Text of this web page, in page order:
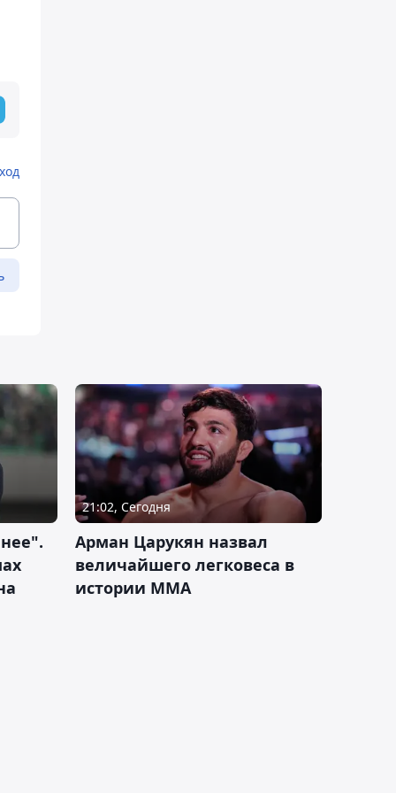
21:02, Сегодня
Арман Царукян назвал
величайшего легковеса в
истории ММА